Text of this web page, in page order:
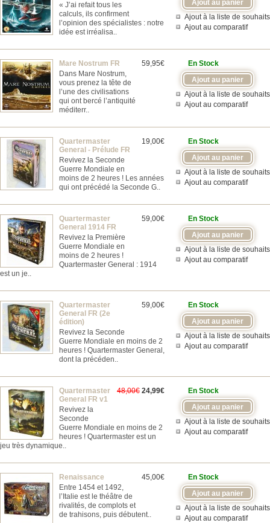
Ajout à la liste de souhaits
Ajout au comparatif
« J’ai refait tous les
calculs, ils confirment
l’opinion des spécialistes : notre
idée est irréalisa..
En Stock
Ajout à la liste de souhaits
Ajout au comparatif
59,95€
Mare Nostrum FR
Dans Mare Nostrum,
vous prenez la tête de
l’une des civilisations
qui ont bercé l’antiquité
méditerr..
En Stock
Ajout à la liste de souhaits
Ajout au comparatif
19,00€
Quartermaster
General - Prélude FR
Revivez la Seconde
Guerre Mondiale en
moins de 2 heures ! Les années
qui ont précédé la Seconde G..
En Stock
Ajout à la liste de souhaits
Ajout au comparatif
59,00€
Quartermaster
General 1914 FR
Revivez la Première
Guerre Mondiale en
moins de 2 heures !
Quartermaster General : 1914
est un je..
En Stock
Ajout à la liste de souhaits
Ajout au comparatif
59,00€
Quartermaster
General FR (2e
édition)
Revivez la Seconde
Guerre Mondiale en moins de 2
heures ! Quartermaster General,
dont la précéden..
En Stock
Ajout à la liste de souhaits
Ajout au comparatif
48,00€ 24,99€
Quartermaster
General FR v1
Revivez la
Seconde
Guerre Mondiale en moins de 2
heures ! Quartermaster est un
jeu très dynamique..
En Stock
Ajout à la liste de souhaits
Ajout au comparatif
45,00€
Renaissance
Entre 1454 et 1492,
l’Italie est le théâtre de
rivalités, de complots et
de trahisons, puis débutent..